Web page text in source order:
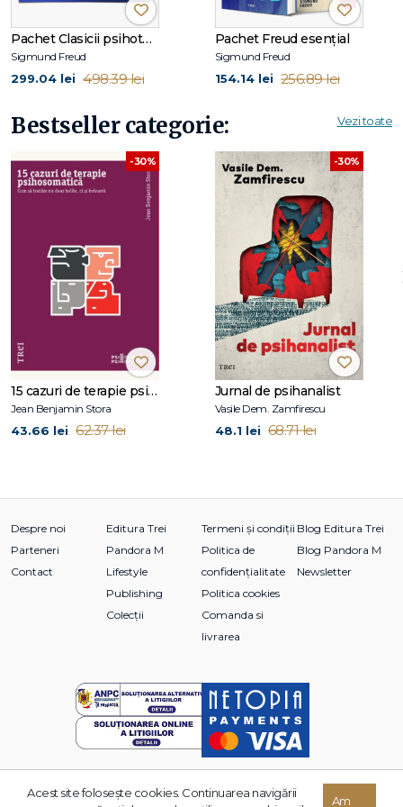
plăcere asupra suprimării investirii de până atunci. Dacă
remarcăm că cel ce aude spiritul râde, iar creatorul lui nu
poate râde, aceasta ne arată că la ascultător se anulează un
efort de investire și se descarcă, în vreme ce formarea
spiritului comportă obstacole fie în suprimare, fie în
Cuvântul de spirit şi raportul său cu inconştientul
Notă introductivă la ediţia în limba română
A. Partea analitică
I. Introducere
II. Tehnica cuvântului de spirit
III. Tendinţele cuvântului de spirit
B Partea sintetică
V. Mobilurile cuvântului de spirit.
C Partea teoretică
VI. Raportul cuvântului de spirit cu visul şi inconştientul
VII. Cuvântul de spirit şi comicul
Despre sensul contrar al cuvintelor străvechi
Despre psihologia gimnazistului
Notă introductivă la ediţia în limba română
Notă introductivă la ediţia în limba română
Scrisoare către Romain Rolland
Perturbarea unei amintiri pe Acropole
Bibliografie
Pachet Clasicii psihoterapiei
Sigmund Freud
299.04 lei 498.39 lei
Pachet Freud esențial
Sigmund Freud
154.14 lei 256.89 lei
Bestseller categorie: Vezi toate
-30%
15 cazuri de terapie psihosomatică
Jean Benjamin Stora
43.66 lei 62.37 lei
-30%
Jurnal de psihanalist
Vasile Dem. Zamfirescu
48.1 lei 68.71 lei
Despre noi
Parteneri
Contact
Editura Trei
Pandora M
Lifestyle
Publishing
Colecții
Termeni și condiții
Politica de
confidențialitate
Politica cookies
Comanda si
livrarea
Blog Editura Trei
Blog Pandora M
Newsletter
© 2026 Grupul Editorial TREI. Toate drepturile rezervate.
Acest site foloseşte cookies. Continuarea navigării
Am